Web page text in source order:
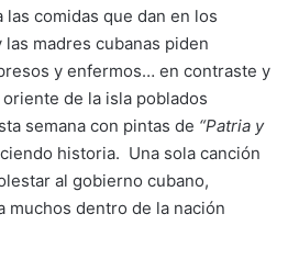
comidas que dan en los
madres cubanas piden
y enfermos… en contraste y
de la isla poblados
semana con pintas de “Patria y
historia. Una sola canción
al gobierno cubano,
muchos dentro de la nación